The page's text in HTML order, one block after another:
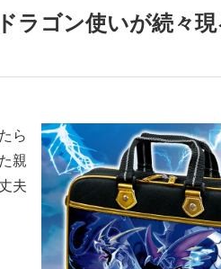
ラゴン使いが続々
ら
親
夫